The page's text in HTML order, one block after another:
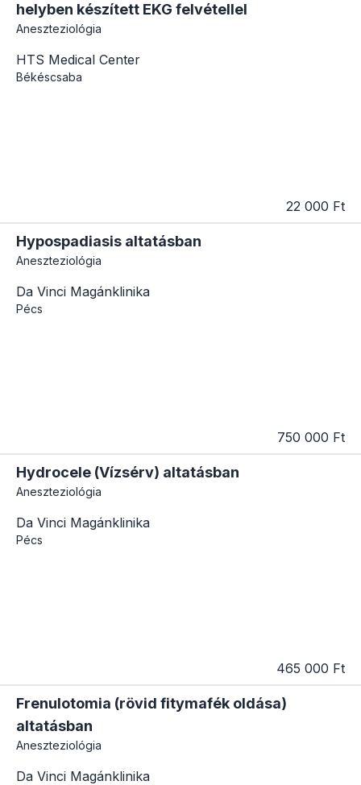
helyben készített EKG felvétellel
Aneszteziológia
HTS Medical Center
Békéscsaba
22 000 Ft
Hypospadiasis altatásban
Aneszteziológia
Da Vinci Magánklinika
Pécs
750 000 Ft
Hydrocele (Vízsérv) altatásban
Aneszteziológia
Da Vinci Magánklinika
Pécs
465 000 Ft
Frenulotomia (rövid fitymafék oldása)
altatásban
Aneszteziológia
Da Vinci Magánklinika